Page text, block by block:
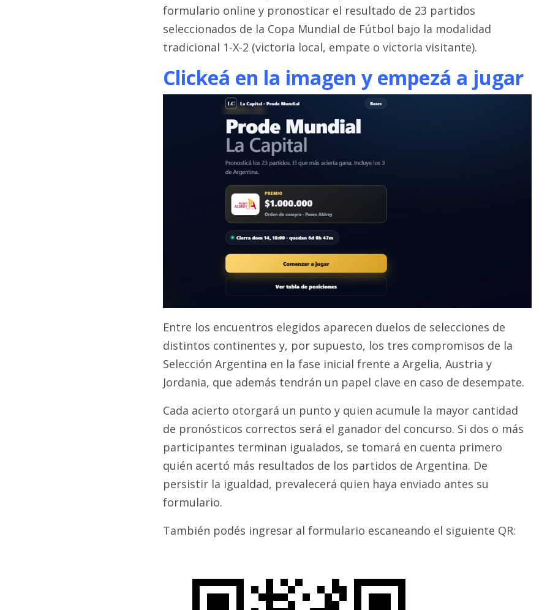
formulario online y pronosticar el resultado de 23 partidos
seleccionados de la Copa Mundial de Fútbol bajo la modalidad
tradicional 1-X-2 (victoria local, empate o victoria visitante).
Clickeá en la imagen y empezá a jugar
Entre los encuentros elegidos aparecen duelos de selecciones de
distintos continentes y, por supuesto, los tres compromisos de la
Selección Argentina en la fase inicial frente a Argelia, Austria y
Jordania, que además tendrán un papel clave en caso de desempate.
Cada acierto otorgará un punto y quien acumule la mayor cantidad
de pronósticos correctos será el ganador del concurso. Si dos o más
participantes terminan igualados, se tomará en cuenta primero
quién acertó más resultados de los partidos de Argentina. De
persistir la igualdad, prevalecerá quien haya enviado antes su
formulario.
También podés ingresar al formulario escaneando el siguiente QR: